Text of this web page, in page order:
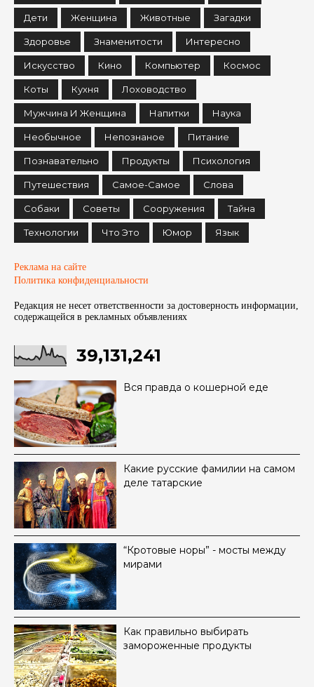
Дети Женщина Животные Загадки
Здоровье Знаменитости Интересно
Искусство Кино Компьютер Космос
Коты Кухня Лоховодство
Мужчина И Женщина Напитки Наука
Необычное Непознаное Питание
Познавательно Продукты Психология
Путешествия Самое-Самое Слова
Собаки Советы Сооружения Тайна
Технологии Что Это Юмор Язык
Реклама на сайте
Политика конфиденциальности
Редакция не несет ответственности за достоверность информации,
содержащейся в рекламных объявленияx
39,131,241
Вся правда о кошерной еде
Какие русские фамилии на самом
деле татарские
“Кротовые норы” - мосты между
мирами
Как правильно выбирать
замороженные продукты